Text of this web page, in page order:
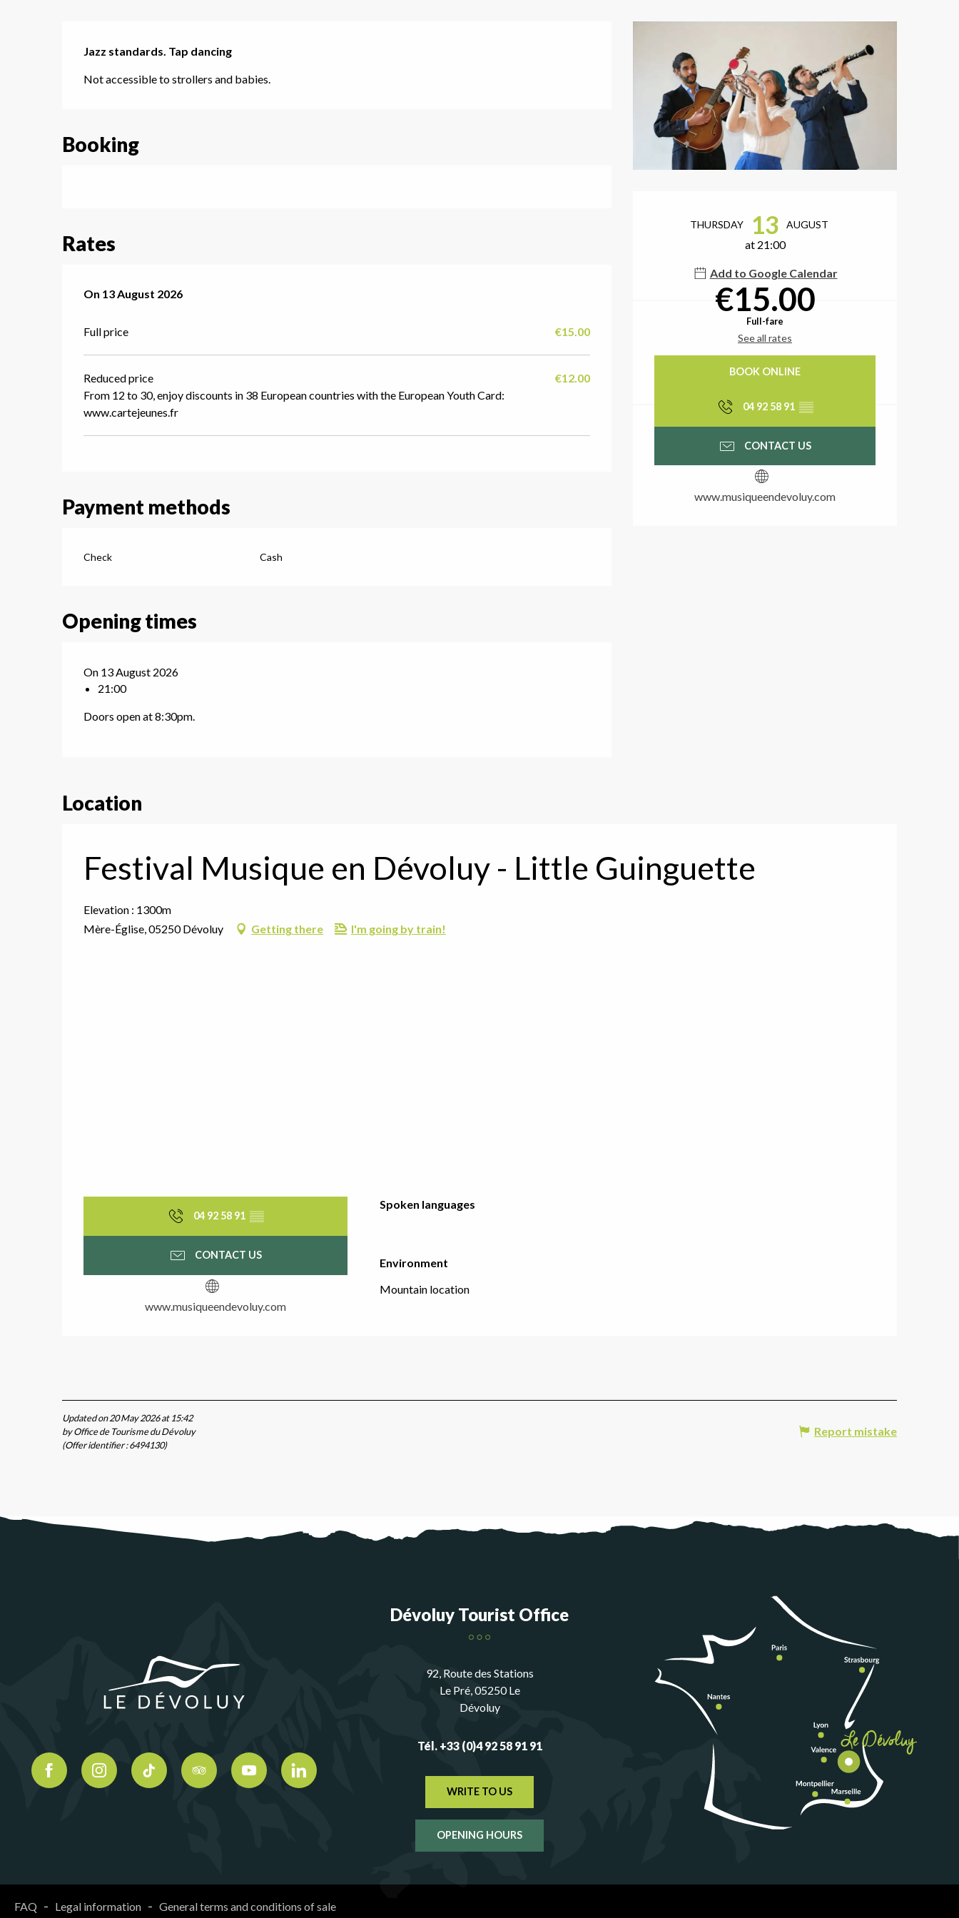
Opening hours & contact
THURSDAY 13 AUGUST
at 21:00
Add to Google Calendar
€15.00
Full-fare
See all rates
BOOK ONLINE
04 92 58 91 ▒▒
CONTACT US
www.musiqueendevoluy.com
Description
Jazz standards. Tap dancing
Not accessible to strollers and babies.
Booking
Rates
On 13 August 2026
On 13 August 2026
Full price €15.00
Reduced price
From 12 to 30, enjoy discounts in 38 European countries with the European Youth Card:
www.cartejeunes.fr
€12.00
Payment methods
Check Cash
Opening times
On 13 August 2026
21:00
Doors open at 8:30pm.
Location
Festival Musique en Dévoluy - Little Guinguette
Elevation : 1300m
Mère-Église, 05250 Dévoluy
Getting there I'm going by train!
04 92 58 91 ▒▒
CONTACT US
www.musiqueendevoluy.com
Spoken languages
Spoken languages
Environment
Environment
Mountain location
Updated on 20 May 2026 at 15:42
by Office de Tourisme du Dévoluy
(Offer identifier :6494130)
Report mistake
Dévoluy Tourist Office
92, Route des Stations
Le Pré, 05250 Le
Dévoluy
Tél. +33 (0)4 92 58 91 91
WRITE TO US
OPENING HOURS
FAQ Legal information General terms and conditions of sale